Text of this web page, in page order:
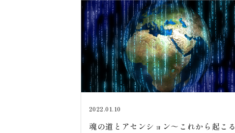
2022.01.10
魂の道とアセンション～これから起こる